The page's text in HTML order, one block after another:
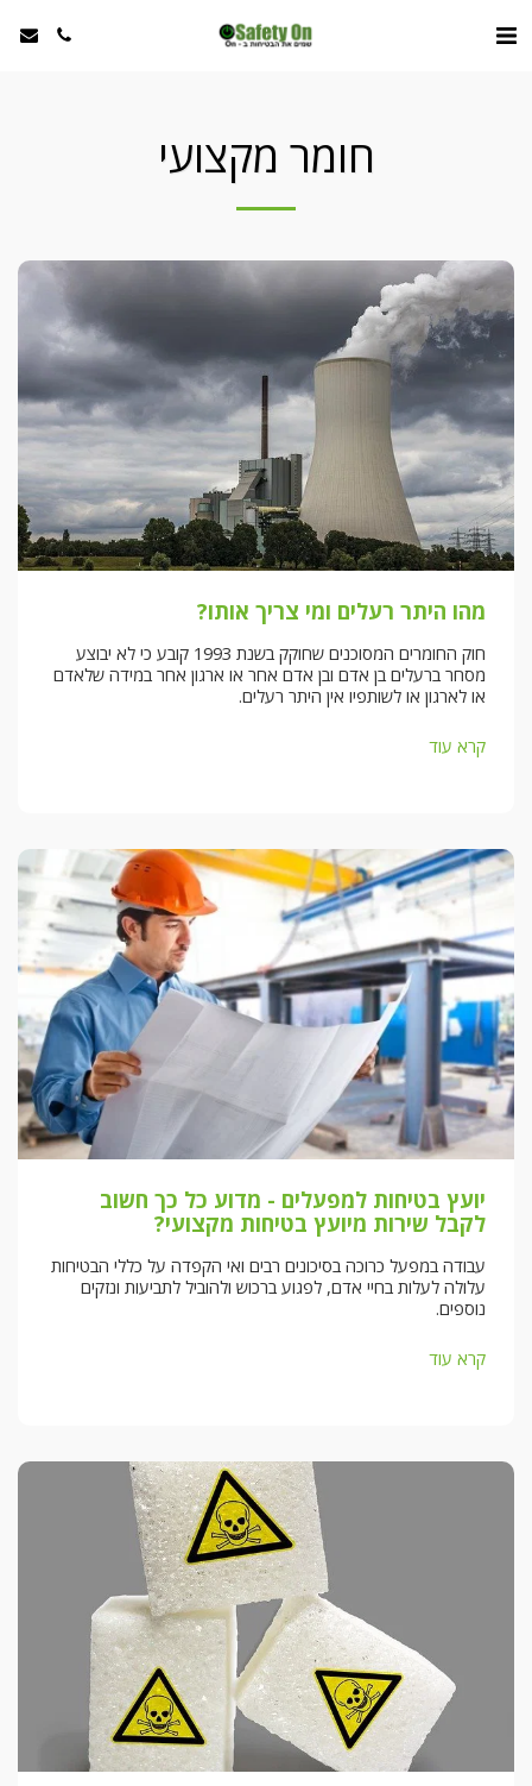
חומר מקצועי
מהו היתר רעלים ומי צריך אותו?
חוק החומרים המסוכנים שחוקק בשנת 1993 קובע כי לא יבוצע
מסחר ברעלים בן אדם ובן אדם אחר או ארגון אחר במידה שלאדם
או לארגון או לשותפיו אין היתר רעלים.
קרא עוד
יועץ בטיחות למפעלים - מדוע כל כך חשוב
לקבל שירות מיועץ בטיחות מקצועי?
עבודה במפעל כרוכה בסיכונים רבים ואי הקפדה על כללי הבטיחות
עלולה לעלות בחיי אדם, לפגוע ברכוש ולהוביל לתביעות ונזקים
נוספים.
קרא עוד